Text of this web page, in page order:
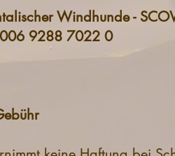
Windhunde -
9288 7022 0